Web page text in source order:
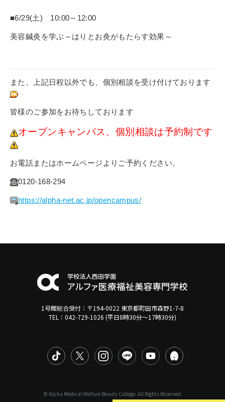
■6/29(土) 10:00～12:00
美容鍼灸を学ぶ～はりとお灸がもたらす効果～
また、上記日程以外でも、個別相談を受け付けております
皆様のご参加をお待ちしております
オープンキャンパス、個別相談は予約制です
お電話またはホームページよりご予約ください。
0120-168-294
https://alpha-net.ac.jp/opencampus/
1号館総合受付：〒194-0022 東京都町田市森野1-7-8
TEL：042-729-1026 (平日8時30分〜17時30分)
© Alpha Medical Welfare Beauty College. All Rights Reserved.